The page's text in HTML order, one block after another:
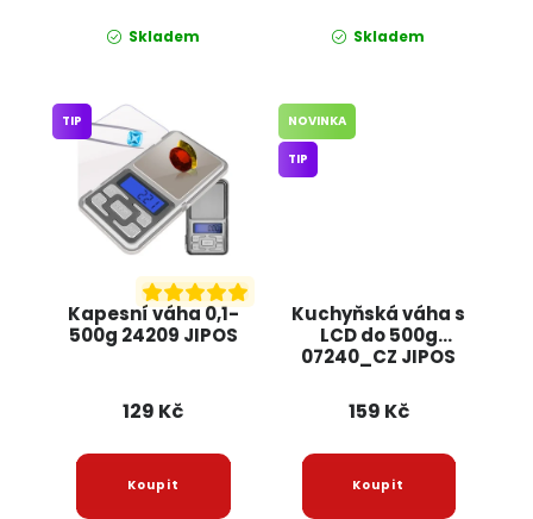
Skladem Skladem
Kapesní váha 0,1-
500g 24209 JIPOS
TIP
129 Kč
Kuchyňská váha s
LCD do 500g
07240_CZ JIPOS
NOVINKA
TIP
159 Kč